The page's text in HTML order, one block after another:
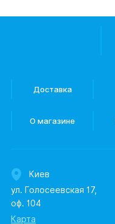
Доставка
О магазине
Киев
ул. Голосеевская 17,
оф. 104
Карта